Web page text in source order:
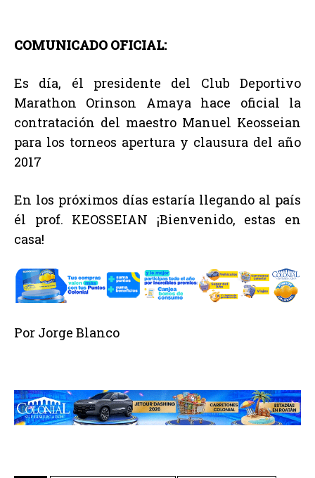
COMUNICADO OFICIAL:
Es día, él presidente del Club Deportivo
Marathon Orinson Amaya hace oficial la
contratación del maestro Manuel Keosseian
para los torneos apertura y clausura del año
2017
En los próximos días estaría llegando al país
él prof. KEOSSEIAN ¡Bienvenido, estas en
casa!
Por Jorge Blanco